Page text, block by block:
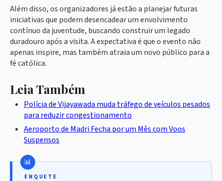
Além disso, os organizadores já estão a planejar futuras
iniciativas que podem desencadear um envolvimento
contínuo da juventude, buscando construir um legado
duradouro após a visita. A expectativa é que o evento não
apenas inspire, mas também atraia um novo público para a
fé católica.
Leia Também
Polícia de Vijayawada muda tráfego de veículos pesados
para reduzir congestionamento
Aeroporto de Madri Fecha por um Mês com Voos
Suspensos
ENQUETE